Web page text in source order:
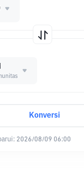
Konversi
2026/08/09 06:00